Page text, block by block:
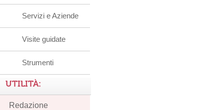
Servizi e Aziende
Visite guidate
Strumenti
UTILITÀ:
Redazione